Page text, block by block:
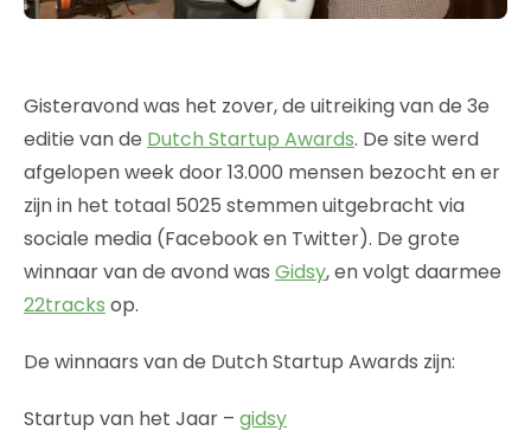
Gisteravond was het zover, de uitreiking van de 3e
editie van de Dutch Startup Awards. De site werd
afgelopen week door 13.000 mensen bezocht en er
zijn in het totaal 5025 stemmen uitgebracht via
sociale media (Facebook en Twitter). De grote
winnaar van de avond was Gidsy, en volgt daarmee
22tracks op.
De winnaars van de Dutch Startup Awards zijn:
Startup van het Jaar – gidsy